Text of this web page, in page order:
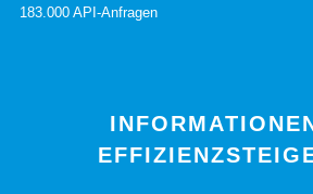
183.000 API-Anfragen